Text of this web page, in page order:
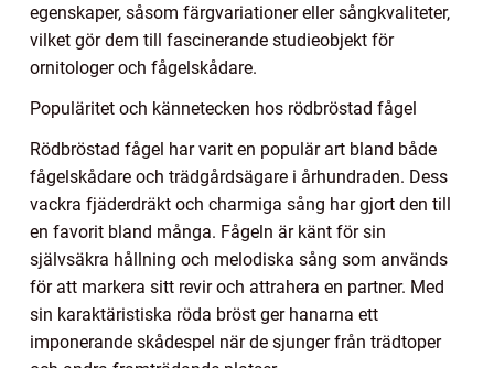
egenskaper, såsom färgvariationer eller sångkvaliteter,
vilket gör dem till fascinerande studieobjekt för
ornitologer och fågelskådare.
Populäritet och kännetecken hos rödbröstad fågel
Rödbröstad fågel har varit en populär art bland både
fågelskådare och trädgårdsägare i århundraden. Dess
vackra fjäderdräkt och charmiga sång har gjort den till
en favorit bland många. Fågeln är känt för sin
självsäkra hållning och melodiska sång som används
för att markera sitt revir och attrahera en partner. Med
sin karaktäristiska röda bröst ger hanarna ett
imponerande skådespel när de sjunger från trädtoper